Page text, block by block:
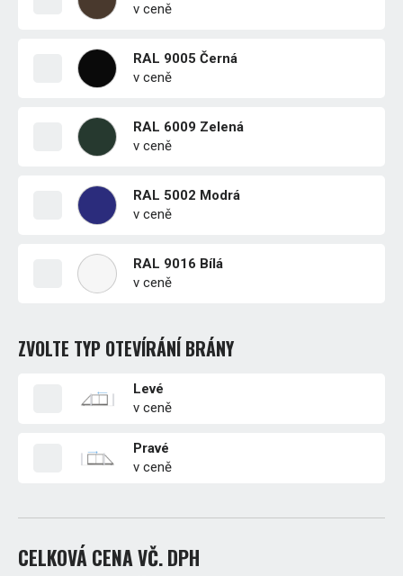
v ceně
RAL 9005 Černá
v ceně
RAL 6009 Zelená
v ceně
RAL 5002 Modrá
v ceně
RAL 9016 Bílá
v ceně
ZVOLTE TYP OTEVÍRÁNÍ BRÁNY
Levé
v ceně
Pravé
v ceně
CELKOVÁ CENA VČ. DPH